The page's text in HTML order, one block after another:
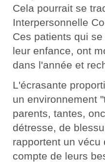
Cela pourrait se
Interpersonnelle
Ces patients qui
leur enfance, ont
dans l'année et
L'écrasante
un environnement
parents, tantes,
détresse, de
rapportent un
compte de leurs